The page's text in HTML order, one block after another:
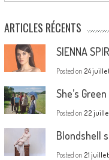
ARTICLES RÉCENTS
SIENNA
Posted on 24
She’s
Posted on 22
Blondshell
Posted on 21